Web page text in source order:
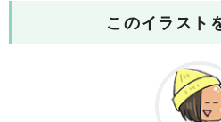
このイラスト